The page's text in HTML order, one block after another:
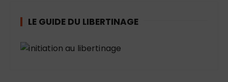
r
e
LE GUIDE DU LIBERTINAGE